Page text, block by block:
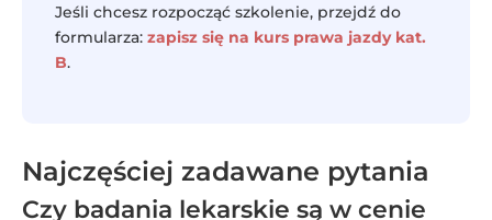
Jeśli chcesz rozpocząć szkolenie, przejdź do
formularza: zapisz się na kurs prawa jazdy kat.
B.
Najczęściej zadawane pytania
Czy badania lekarskie są w cenie